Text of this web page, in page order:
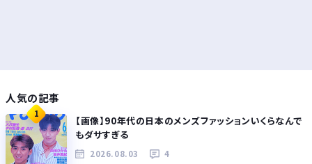
人気の記事
1
【画像】90年代の日本のメンズファッションいくらなんで
もダサすぎる
2026.08.03 4